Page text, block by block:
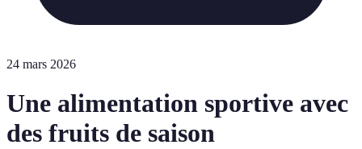
24 mars 2026
Une alimentation sportive avec
des fruits de saison